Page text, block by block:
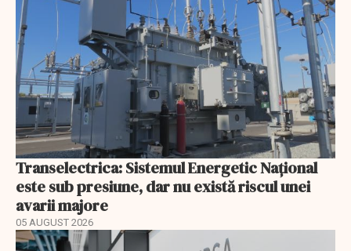
Transelectrica: Sistemul Energetic Național
este sub presiune, dar nu există riscul unei
avarii majore
05 AUGUST 2026